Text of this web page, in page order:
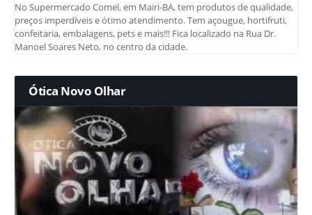
No Supermercado Comel, em Mairi-BA, tem produtos de qualidade,
preços imperdíveis e ótimo atendimento. Tem açougue, hortifruti,
confeitaria, embalagens, pets e mais!!! Fica localizado na Rua Dr.
Manoel Soares Neto, no centro da cidade.
Ótica Novo Olhar